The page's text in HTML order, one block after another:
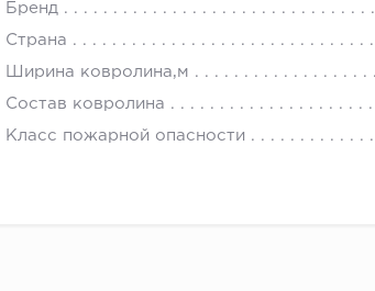
Бренд
Страна
Ширина ковролина,м
Состав ковролина
Класс пожарной опасности